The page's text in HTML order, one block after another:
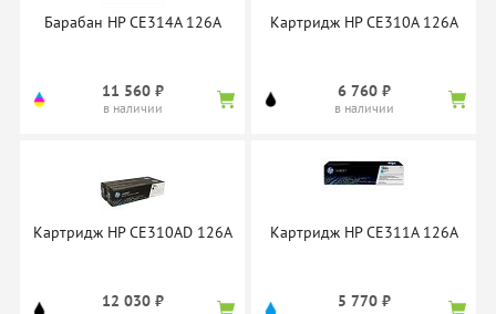
410 ₽
Барабан HP CE314A 126A
11 560 ₽
в наличии
Картридж HP CE310A 126A
6 760 ₽
в наличии
Картридж HP CE310AD 126A
12 030 ₽
Картридж HP CE311A 126A
5 770 ₽